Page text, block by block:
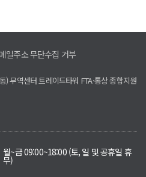
일주소 무단수집 거부
무역센터 트레이드타워 FTA·통상 종합지원
운
영
시
월~금 09:00~18:00 (토, 일 및 공휴일 휴
무)